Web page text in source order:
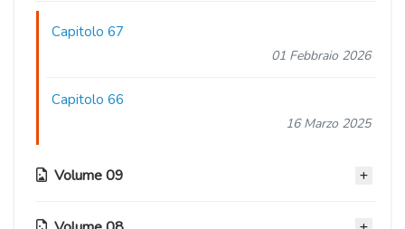
Capitolo 67
01 Febbraio 2026
Capitolo 66
16 Marzo 2025
Volume 09